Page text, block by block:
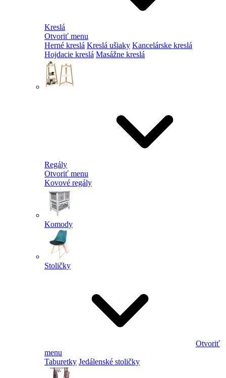
Kreslá
Otvoriť menu
Herné kreslá Kreslá ušiaky Kancelárske kreslá
Hojdacie kreslá Masážne kreslá
Regály
Otvoriť menu
Kovové regály
Komody
Stoličky
Otvoriť
menu
Taburetky Jedálenské stoličky